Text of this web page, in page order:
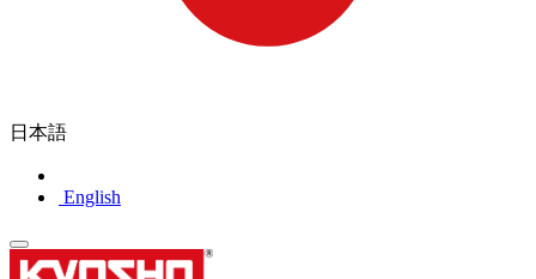
日本語
English